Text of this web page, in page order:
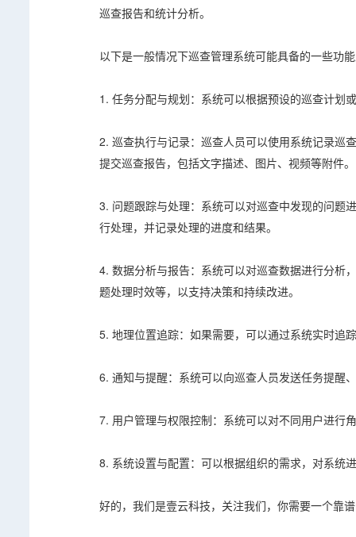
巡查报告和统计分析。
以下是一般情况下巡查管理系统可能具备的一些功
1. 任务分配与规划：系统可以根据预设的巡查计划
2. 巡查执行与记录：巡查人员可以使用系统记录巡
提交巡查报告，包括文字描述、图片、视频等附件。
3. 问题跟踪与处理：系统可以对巡查中发现的问题
行处理，并记录处理的进度和结果。
4. 数据分析与报告：系统可以对巡查数据进行分析
题处理时效等，以支持决策和持续改进。
5. 地理位置追踪：如果需要，可以通过系统实时追
6. 通知与提醒：系统可以向巡查人员发送任务提醒
7. 用户管理与权限控制：系统可以对不同用户进行
8. 系统设置与配置：可以根据组织的需求，对系统
好的，我们是壹云科技，关注我们，你需要一个靠